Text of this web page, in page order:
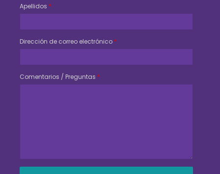
Apellidos *
Dirección de correo electrónico *
Comentarios / Preguntas *